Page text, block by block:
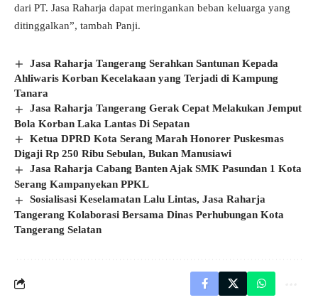
dari PT. Jasa Raharja dapat meringankan beban keluarga yang
ditinggalkan”, tambah Panji.
Jasa Raharja Tangerang Serahkan Santunan Kepada
Ahliwaris Korban Kecelakaan yang Terjadi di Kampung
Tanara
Jasa Raharja Tangerang Gerak Cepat Melakukan Jemput
Bola Korban Laka Lantas Di Sepatan
Ketua DPRD Kota Serang Marah Honorer Puskesmas
Digaji Rp 250 Ribu Sebulan, Bukan Manusiawi
Jasa Raharja Cabang Banten Ajak SMK Pasundan 1 Kota
Serang Kampanyekan PPKL
Sosialisasi Keselamatan Lalu Lintas, Jasa Raharja
Tangerang Kolaborasi Bersama Dinas Perhubungan Kota
Tangerang Selatan